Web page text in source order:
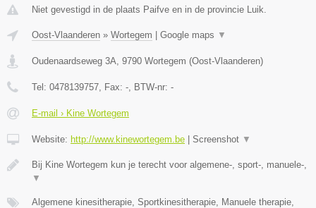
Niet gevestigd in de plaats Paifve en in de provincie Luik.
Oost-Vlaanderen » Wortegem | Google maps ▼
Oudenaardseweg 3A 9790 Wortegem (Oost-Vlaanderen)
Tel: 0478139757 , Fax: - , BTW-nr: -
E-mail › Kine Wortegem
Website: http://www.kinewortegem.be | Screenshot ▼
Bij Kine Wortegem kun je terecht voor algemene-, sport-, manuele-,
▼
Algemene kinesitherapie, Sportkinesitherapie, Manuele therapie,